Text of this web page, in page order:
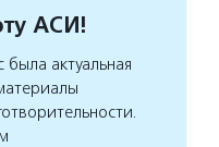
АСИ!
актуальная